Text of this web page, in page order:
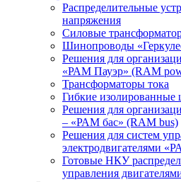
Распределительные
напряжения
Силовые
Шинопроводы
Решения для
«РАМ Пауэр» (RAM
Трансформаторы тока
Гибкие
Решения для
– «РАМ бас» (RAM bus)
Решения для систем
электродвигателями
Готовые НКУ
управления